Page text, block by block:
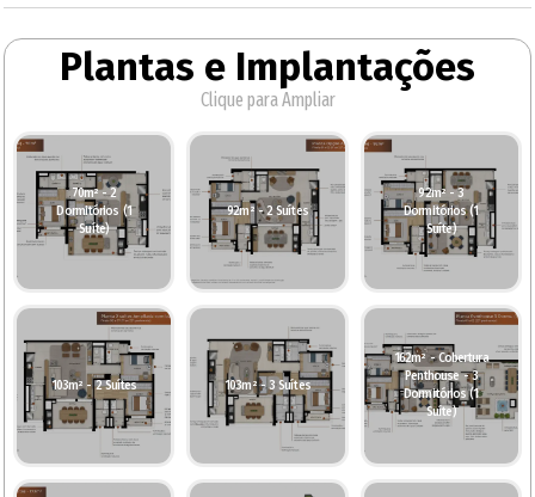
Plantas e Implantações
Clique para Ampliar
70m² - 2
Dormitórios (1
Suíte)
92m² - 2 Suítes
92m² - 3
Dormitórios (1
Suíte)
103m² - 2 Suítes 103m² - 3 Suítes
162m² - Cobertura
Penthouse - 3
Dormitórios (1
Suíte)